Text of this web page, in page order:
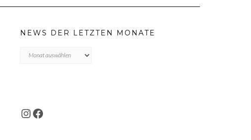
NEWS DER LETZTEN MONATE
der
INSTAGRAM
FACEBOOK